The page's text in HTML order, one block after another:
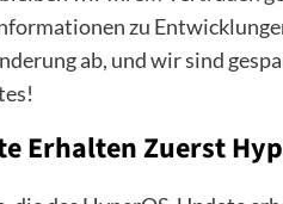
zu
ab, und wir sind
Erhalten Zuerst